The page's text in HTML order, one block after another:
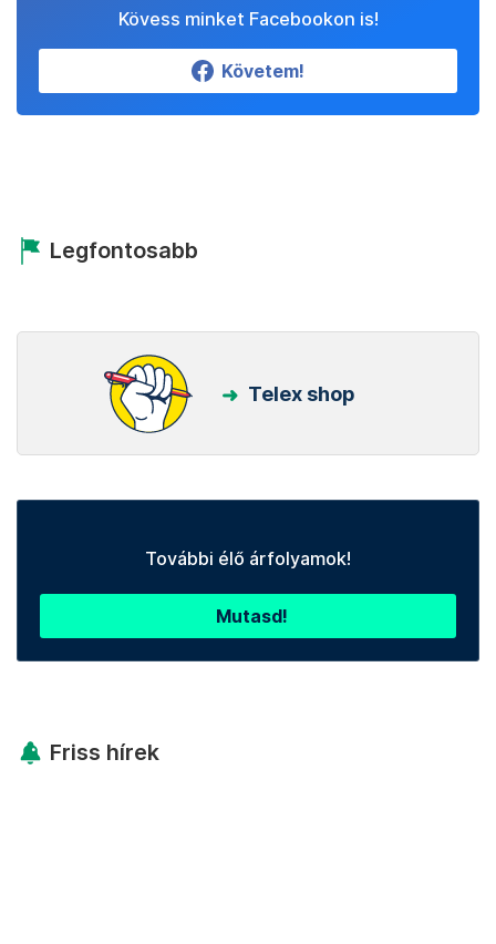
Kövess minket Facebookon is!
Követem!
Legfontosabb
Telex shop
További élő árfolyamok!
Mutasd!
Friss hírek